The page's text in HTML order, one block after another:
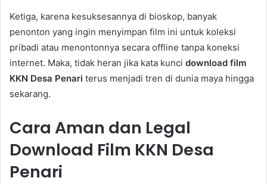
Ketiga, karena kesuksesannya di bioskop, banyak
penonton yang ingin menyimpan film ini untuk koleksi
pribadi atau menontonnya secara offline tanpa koneksi
internet. Maka, tidak heran jika kata kunci download film
KKN Desa Penari terus menjadi tren di dunia maya hingga
sekarang.
Cara Aman dan Legal
Download Film KKN Desa
Penari